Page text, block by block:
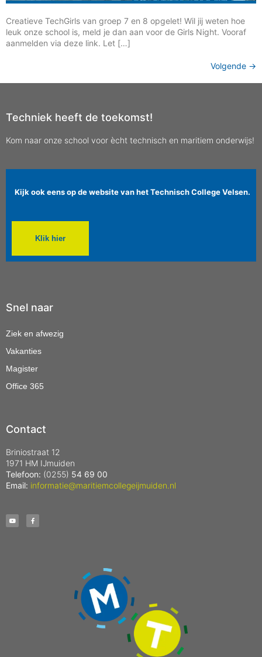
Creatieve TechGirls van groep 7 en 8 opgelet! Wil jij weten hoe
leuk onze school is, meld je dan aan voor de Girls Night. Vooraf
aanmelden via deze link. Let […]
Volgende →
Techniek heeft de toekomst!
Kom naar onze school voor ècht technisch en maritiem onderwijs!
Kijk ook eens op de website van het Technisch College Velsen.
Klik hier
Snel naar
Ziek en afwezig
Vakanties
Magister
Office 365
Contact
Briniostraat 12
1971 HM IJmuiden
Telefoon: (0255) 54 69 00
Email: informatie@maritiemcollegeijmuiden.nl